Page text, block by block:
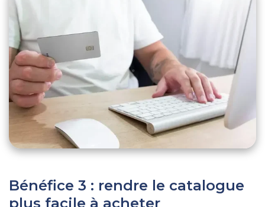
Bénéfice 3 : rendre le catalogue
plus facile à acheter